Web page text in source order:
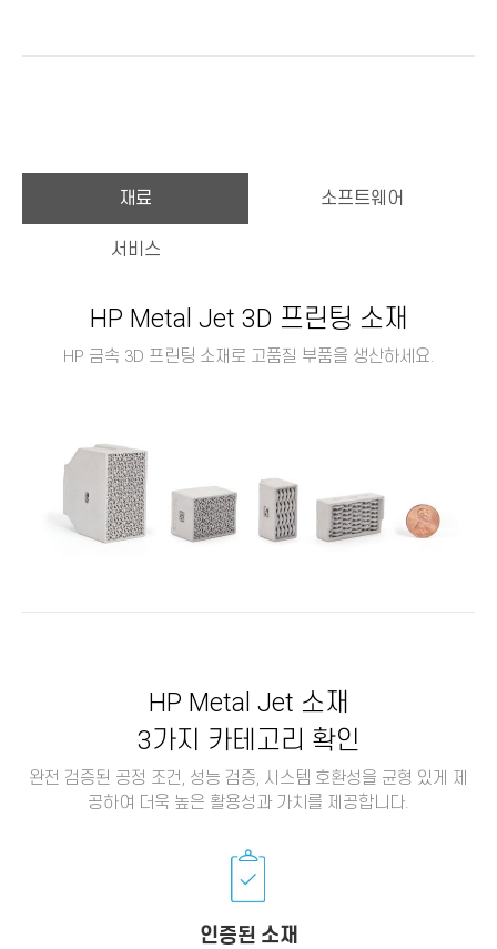
재료 소프트웨어
서비스
HP Metal Jet 3D 프린팅 소재
HP 금속 3D 프린팅 소재로 고품질 부품을 생산하세요.
HP Metal Jet 소재
3가지 카테고리 확인
완전 검증된 공정 조건, 성능 검증, 시스템 호환성을 균형 있게 제
공하여 더욱 높은 활용성과 가치를 제공합니다.
인증된 소재